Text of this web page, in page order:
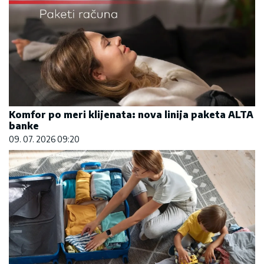
Komfor po meri klijenata: nova linija paketa ALTA
banke
09. 07. 2026 09:20